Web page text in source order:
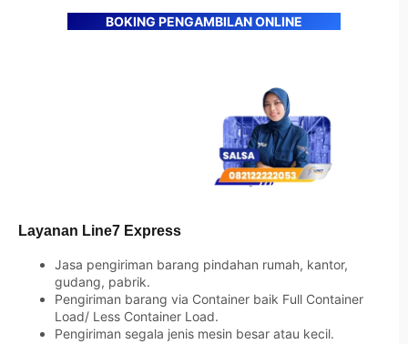
BOKING PENGAMBILAN ONLINE
Layanan Line7 Express
Jasa pengiriman barang pindahan rumah, kantor,
gudang, pabrik.
Pengiriman barang via Container baik Full Container
Load/ Less Container Load.
Pengiriman segala jenis mesin besar atau kecil.